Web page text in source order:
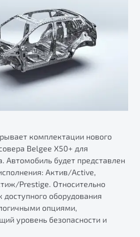
седан
выгодах при покупке
комплектации нового
Belgee X50+ для
Автомобиль будет представлен
Актив/Active,
Prestige. Относительно
доступного оборудования
опциями,
уровень безопасности и